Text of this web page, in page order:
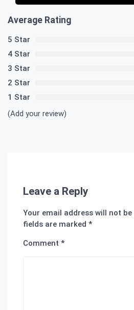
Average Rating
5 Star
4 Star
3 Star
2 Star
1 Star
(Add your review)
Leave a Reply
Your email address will not be
fields are marked *
Comment *